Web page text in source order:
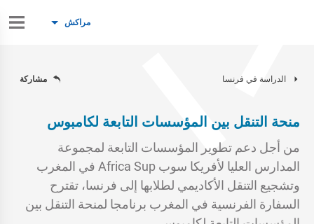
مراكش
الدراسة في فرنسا مشاركة
منحة التنقل بين المؤسسات التابعة لكامبوس
من أجل دعم تطوير المؤسسات التابعة لمجموعة
المدارس العليا لأفريكا سوب Africa Sup في المغرب
وتشجيع التنقل الأكاديمي لطلابها إلى فرنسا، تقترح
السفارة الفرنسية في المغرب برنامجا لمنحة التنقل بين